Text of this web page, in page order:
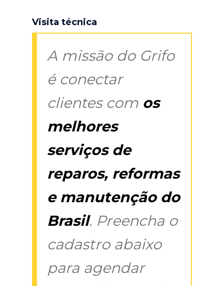
Visita técnica
A missão do Grifo
é conectar
clientes com os
melhores
serviços de
reparos, reformas
e manutenção do
Brasil. Preencha o
cadastro abaixo
para agendar